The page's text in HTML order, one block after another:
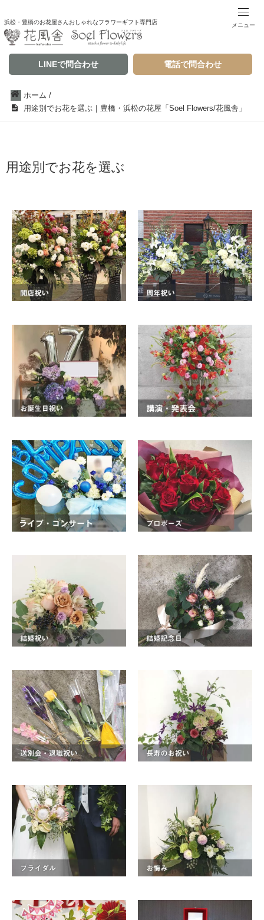
浜松・豊橋のお花屋さんおしゃれなフラワーギフト専門店
LINEで問合わせ 電話で問合わせ
メニュー
ホーム /
用途別でお花を選ぶ｜豊橋・浜松の花屋「Soel Flowers/花風舎」
用途別でお花を選ぶ